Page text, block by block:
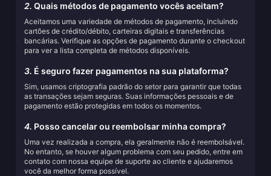
2. Quais métodos de pagamento vocês aceitam?
Aceitamos uma variedade de métodos de pagamento, incluindo
cartões de crédito/débito, carteiras digitais e transferências
bancárias. Verifique as opções de pagamento durante o checkout
para ver a lista completa de métodos disponíveis.
3. É seguro fazer pagamentos na sua plataforma?
Sim, usamos criptografia padrão do setor para garantir que todas
as transações sejam seguras. Suas informações pessoais e de
pagamento estão protegidas em todos os momentos.
4. Posso cancelar ou reembolsar minha compra?
Uma vez realizada a compra, ela geralmente não é reembolsável.
No entanto, se houver algum problema com seu pedido, entre em
contato com nossa equipe de suporte ao cliente e ajudaremos
você da melhor forma possível.